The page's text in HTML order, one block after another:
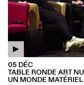
TABLE RONDE ART
UN MONDE MATÉRIEL
05 DÉC